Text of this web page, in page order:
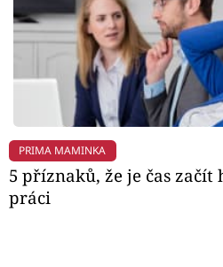
PRIMA MAMINKA
5 příznaků, že je čas začít
práci